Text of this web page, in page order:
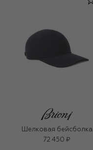
Шелковая бейсболка
72 450 ₽